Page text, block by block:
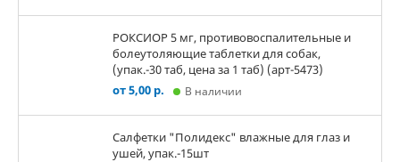
РОКСИОР 5 мг, противовоспалительные и
болеутоляющие таблетки для собак,
(упак.-30 таб, цена за 1 таб) (арт-5473)
от 5,00 р.
В наличии
Салфетки "Полидекс" влажные для глаз и
ушей, упак.-15шт